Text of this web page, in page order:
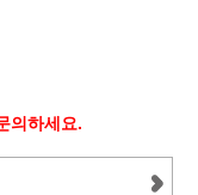
의하세요.